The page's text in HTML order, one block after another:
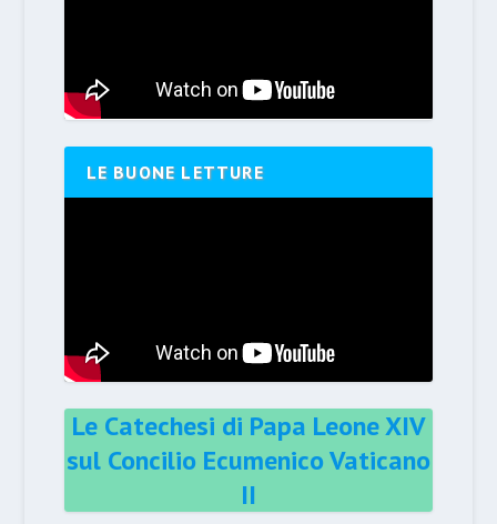
LE BUONE LETTURE
Le Catechesi di Papa Leone XIV
sul Concilio Ecumenico Vaticano
II